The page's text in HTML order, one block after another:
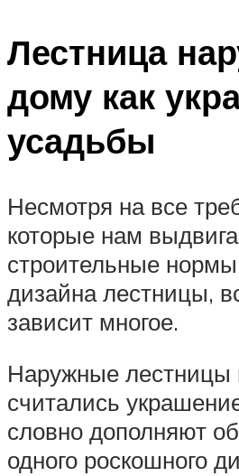
Лестница
дому как
усадьбы
Несмотря на все
которые нам
строительные
дизайна лестницы,
зависит многое.
Наружные лестницы
считались
словно дополняют
одного роскошного